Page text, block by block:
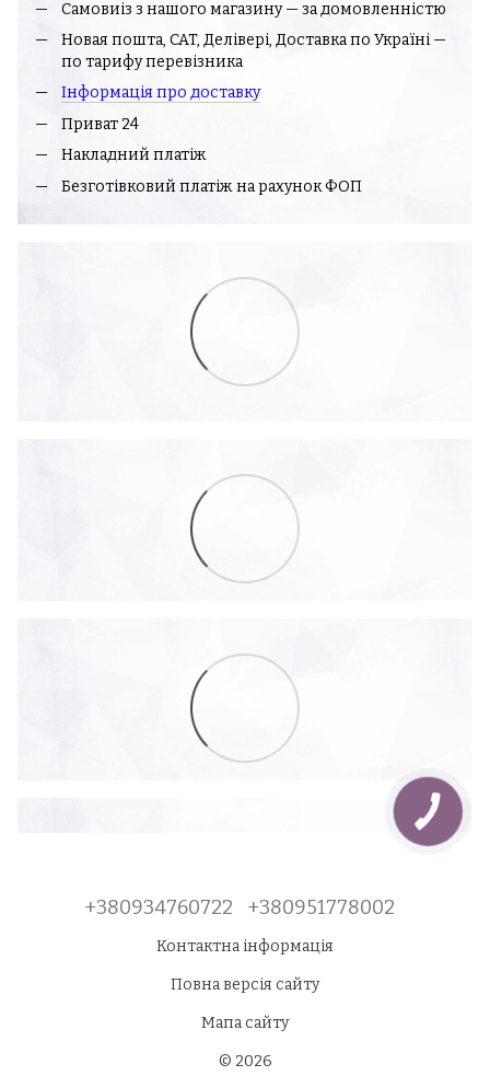
Самовиіз з нашого магазину — за домовленністю
Новая пошта, CAT, Делівері, Доставка по Україні —
по тарифу перевізника
Інформація про доставку
Приват 24
Накладний платіж
Безготівковий платіж на рахунок ФОП
+380934760722 +380951778002
Контактна інформація
Повна версія сайту
Мапа сайту
© 2026